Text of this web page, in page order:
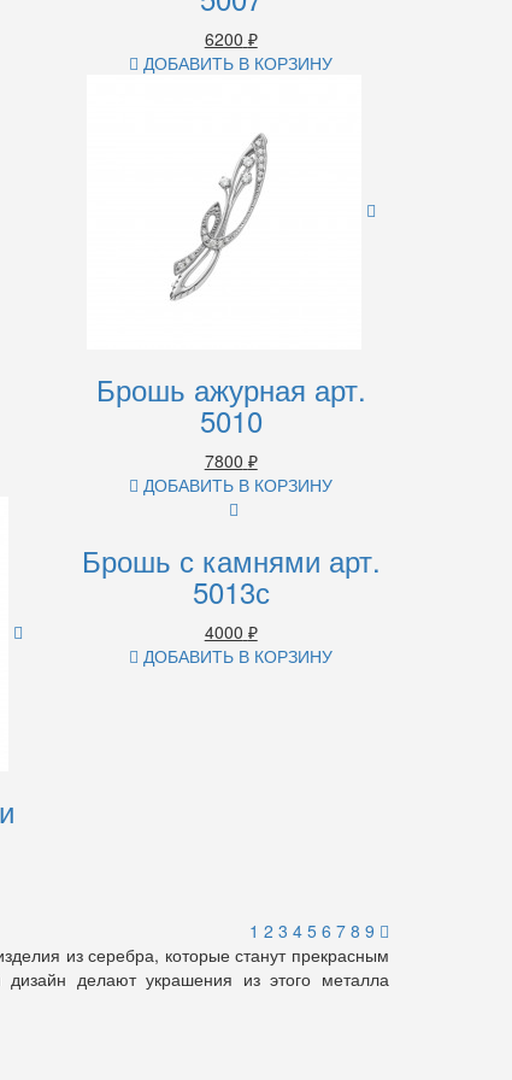
6200 ₽
ДОБАВИТЬ В КОРЗИНУ
Брошь ажурная арт.
5010
7800 ₽
ДОБАВИТЬ В КОРЗИНУ
Брошь с камнями арт.
5013с
4000 ₽
ДОБАВИТЬ В КОРЗИНУ
1 2 3 4 5 6 7 8 9
из серебра, которые станут прекрасным
делают украшения из этого металла